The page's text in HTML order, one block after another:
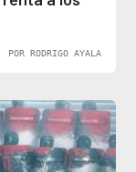
POR RODRIGO AYALA